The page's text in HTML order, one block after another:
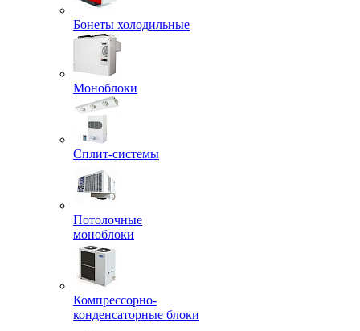
Бонеты холодильные
Моноблоки
Сплит-системы
Потолочные
моноблоки
Компрессорно-
конденсаторные блоки